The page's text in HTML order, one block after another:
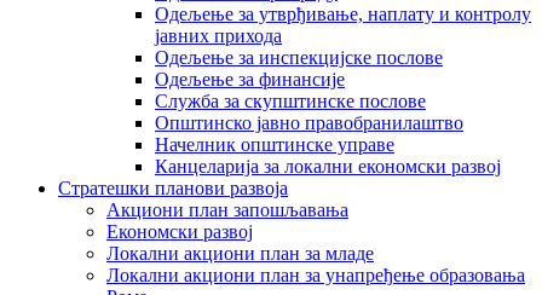
Одељење за утврђивање, наплату и контролу
јавних прихода
Одељење за инспекцијске послове
Одељење за финансије
Служба за скупштинске послове
Општинско јавно правобранилаштво
Начелник општинске управе
Канцеларија за локални економски развој
Стратешки планови развоја
Акциони план запошљавања
Економски развој
Локални акциони план за младе
Локални акциони план за унапређење образовања